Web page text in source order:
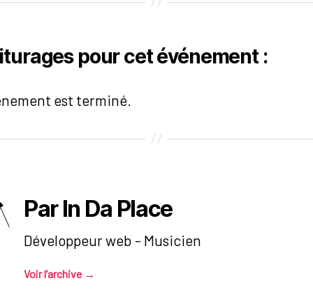
pour cet événement :
est terminé.
Par In Da Place
Développeur web - Musicien
Voir l’archive →